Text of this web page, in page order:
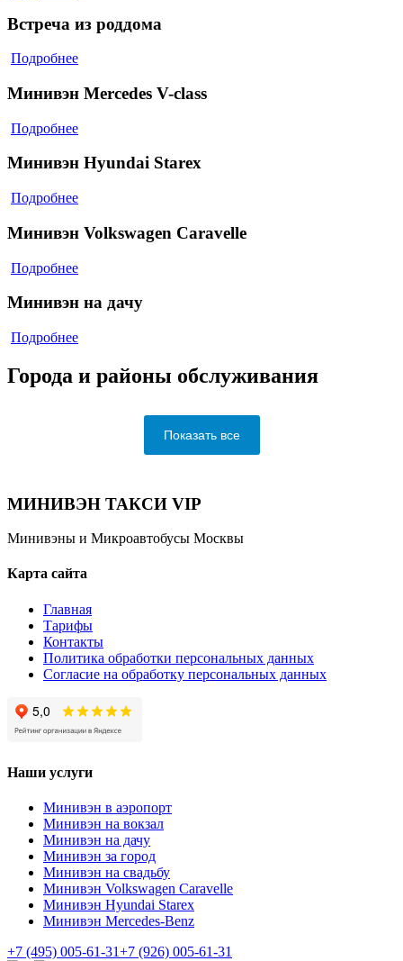
Встреча из роддома
Подробнее
Минивэн Mercedes V-class
Подробнее
Минивэн Hyundai Starex
Подробнее
Минивэн Volkswagen Caravelle
Подробнее
Минивэн на дачу
Подробнее
Города и районы обслуживания
Показать все
МИНИВЭН ТАКСИ VIP
Минивэны и Микроавтобусы Москвы
Карта сайта
Главная
Тарифы
Контакты
Политика обработки персональных данных
Согласие на обработку персональных данных
Наши услуги
Минивэн в аэропорт
Минивэн на вокзал
Минивэн на дачу
Минивэн за город
Минивэн на свадьбу
Минивэн Volkswagen Caravelle
Минивэн Hyundai Starex
Минивэн Mercedes-Benz
+7 (495) 005-61-31+7 (926) 005-61-31